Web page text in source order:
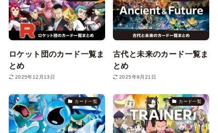
ロケット団のカード一覧ま
とめ
2025年12月13日
古代と未来のカード一覧ま
とめ
2025年9月21日
カード一覧 カード一覧